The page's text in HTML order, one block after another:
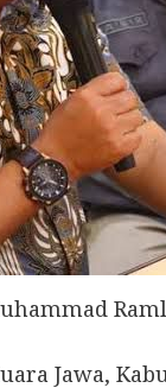
Jawa,